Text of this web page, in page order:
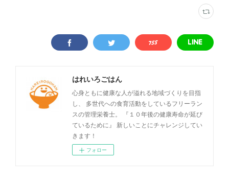
はれいろごはん
心身ともに健康な人が溢れる地域づくりを目指
し、 多世代への食育活動をしているフリーラン
スの管理栄養士。 『１０年後の健康寿命が延び
ているために』 新しいことにチャレンジしてい
きます！
フォロー